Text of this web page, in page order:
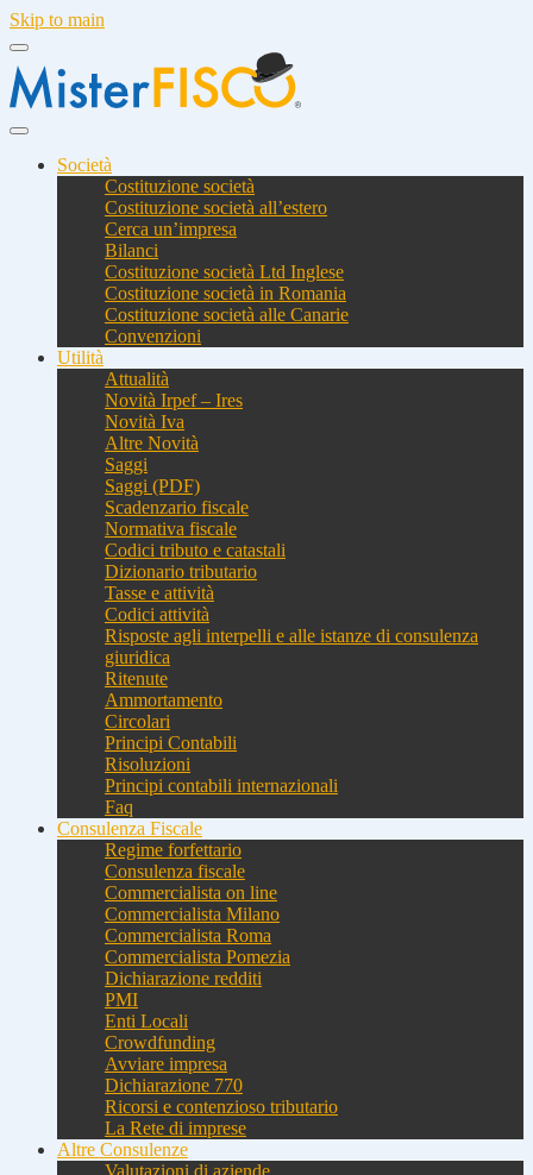
Skip to main
Società
Costituzione società
Costituzione società all’estero
Cerca un’impresa
Bilanci
Costituzione società Ltd Inglese
Costituzione società in Romania
Costituzione società alle Canarie
Convenzioni
Utilità
Attualità
Novità Irpef – Ires
Novità Iva
Altre Novità
Saggi
Saggi (PDF)
Scadenzario fiscale
Normativa fiscale
Codici tributo e catastali
Dizionario tributario
Tasse e attività
Codici attività
Risposte agli interpelli e alle istanze di consulenza
giuridica
Ritenute
Ammortamento
Circolari
Principi Contabili
Risoluzioni
Principi contabili internazionali
Faq
Consulenza Fiscale
Regime forfettario
Consulenza fiscale
Commercialista on line
Commercialista Milano
Commercialista Roma
Commercialista Pomezia
Dichiarazione redditi
PMI
Enti Locali
Crowdfunding
Avviare impresa
Dichiarazione 770
Ricorsi e contenzioso tributario
La Rete di imprese
Altre Consulenze
Valutazioni di aziende